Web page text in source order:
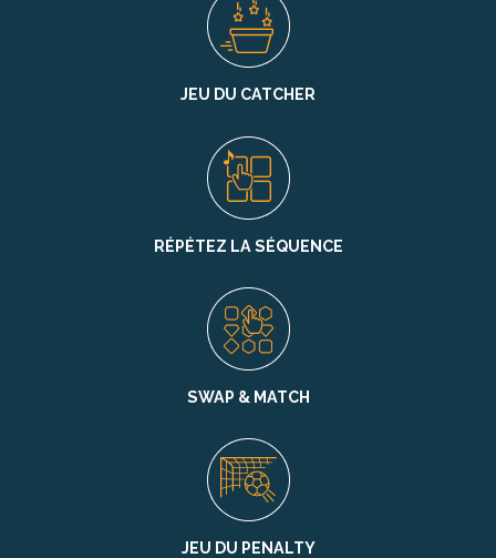
JEU DU CATCHER
RÉPÉTEZ LA SÉQUENCE
SWAP & MATCH
JEU DU PENALTY